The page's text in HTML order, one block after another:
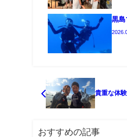
黒島
貴重な体
おすすめの記事